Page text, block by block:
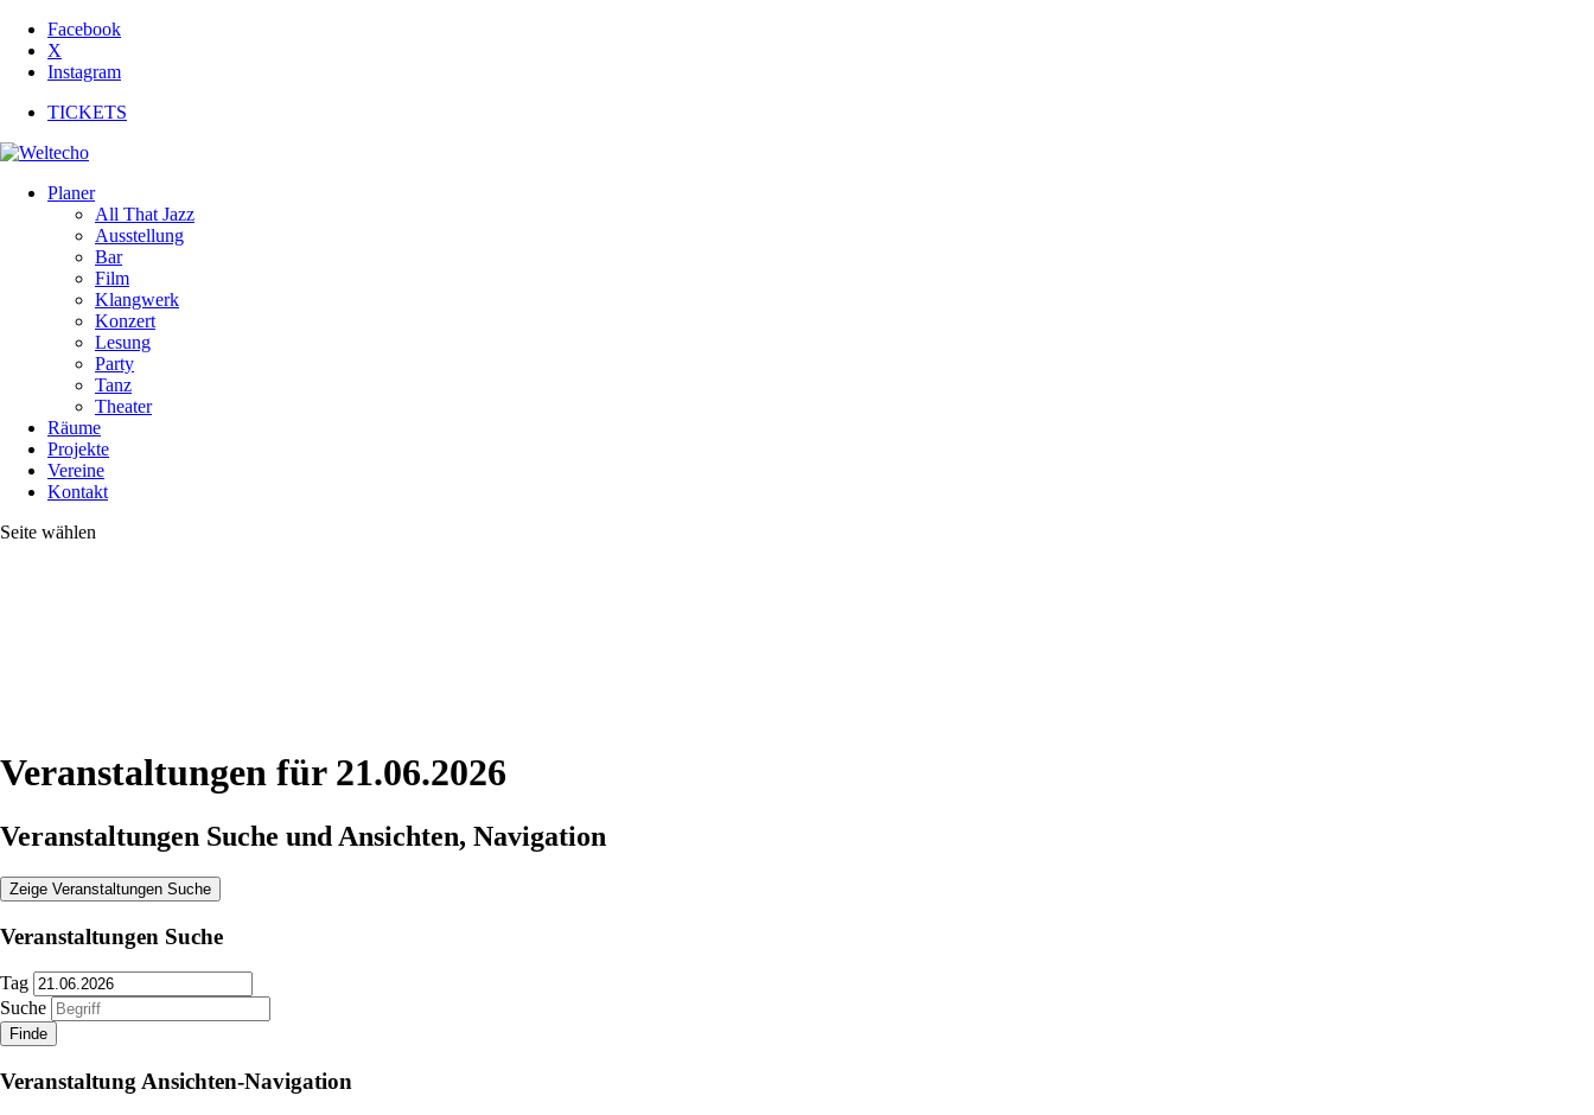
Facebook
X
Instagram
TICKETS
Planer
All That Jazz
Ausstellung
Bar
Film
Klangwerk
Konzert
Lesung
Party
Tanz
Theater
Räume
Projekte
Vereine
Kontakt
Seite wählen
Veranstaltungen für 21.06.2026
Veranstaltungen Suche und Ansichten, Navigation
Zeige Veranstaltungen Suche
Veranstaltungen Suche
Tag
Suche
Veranstaltung Ansichten-Navigation